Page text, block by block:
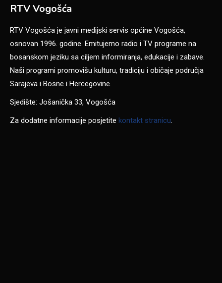
RTV Vogošća
RTV Vogošća je javni medijski servis općine Vogošća,
osnovan 1996. godine. Emitujemo radio i TV programe na
bosanskom jeziku sa ciljem informiranja, edukacije i zabave.
Naši programi promovišu kulturu, tradiciju i običaje područja
Sarajeva i Bosne i Hercegovine.
Sjedište: Jošanička 33, Vogošća
Za dodatne informacije posjetite kontakt stranicu.